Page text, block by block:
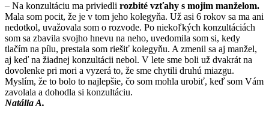
– Na konzultáciu ma priviedli rozbité vzťahy s mojim manželom.
Mala som pocit, že je v tom jeho kolegyňa. Už asi 6 rokov sa ma ani
nedotkol, uvažovala som o rozvode. Po niekoľkých konzultáciách
som sa zbavila svojho hnevu na neho, uvedomila som si, kedy
tlačím na pílu, prestala som riešiť kolegyňu. A zmenil sa aj manžel,
aj keď na žiadnej konzultácii nebol. V lete sme boli už dvakrát na
dovolenke pri mori a vyzerá to, že sme chytili druhú miazgu.
Myslím, že to bolo to najlepšie, čo som mohla urobiť, keď som Vám
zavolala a dohodla si konzultáciu.
Natália A.